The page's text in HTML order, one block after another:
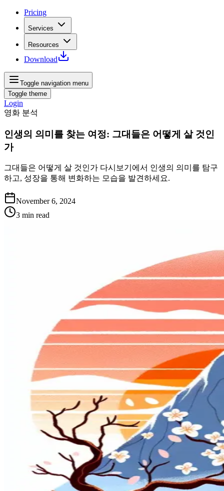
Pricing
Services
Resources
Download
Toggle navigation menu
Toggle theme
Login
영화 분석
인생의 의미를 찾는 여정: 그대들은 어떻게 살 것인
가
그대들은 어떻게 살 것인가 다시보기에서 인생의 의미를 탐구
하고, 성장을 통해 변화하는 모습을 발견하세요.
November 6, 2024
3 min read